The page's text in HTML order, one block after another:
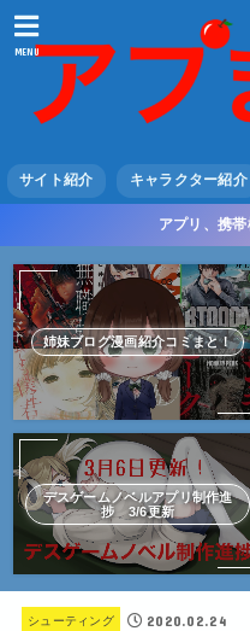
MENU
サイト紹介 キャラクター紹介
アプリ、携
姉妹ブログ漫画紹介コミまと！
デスゲームノベルアプリ制作進
捗 3/6更新
シューティング 2020.02.24